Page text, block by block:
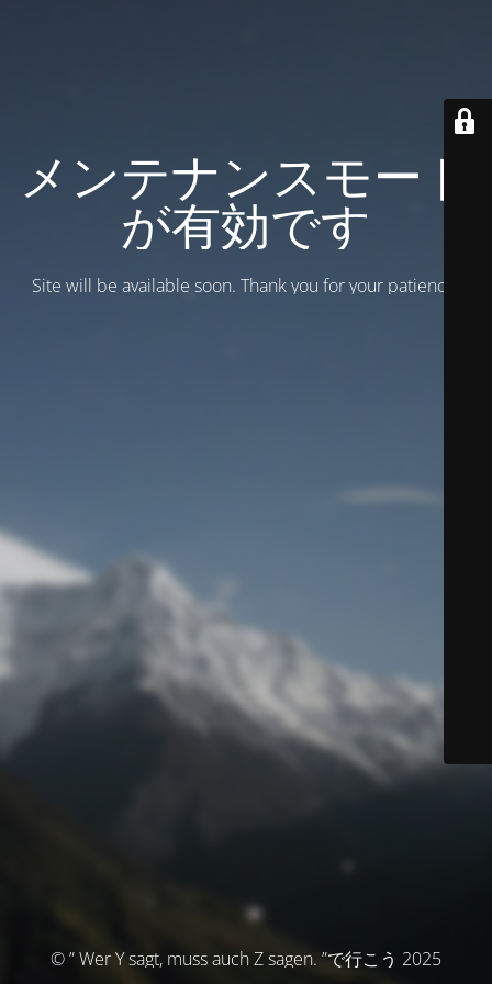
メンテナンスモード
が有効です
Site will be available soon. Thank you for your patience!
© ” Wer Y sagt, muss auch Z sagen. ”で行こう 2025